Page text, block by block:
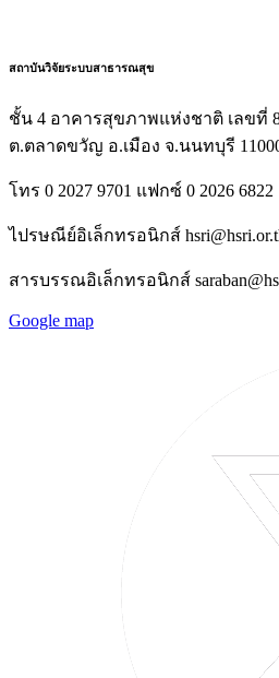
สถาบันวิจัยระบบสาธารณสุข
ชั้น 4 อาคารสุขภาพแห่งชาติ เลขที่
ต.ตลาดขวัญ อ.เมือง จ.นนทบุรี
โทร 0 2027 9701 แฟกซ์ 0 2026 6822
ไปรษณีย์อิเล็กทรอนิกส์
สารบรรณอิเล็กทรอนิกส์
Google map